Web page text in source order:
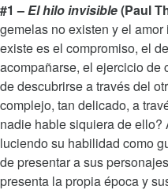
#1 –El hilo invisible(Paul
gemelas no existen y el
existe es el compromiso, el
acompañarse, el ejercicio de
de descubrirse a través del
complejo, tan delicado, a
nadie hable siquiera de
luciendo su habilidad como
de presentar a sus
presenta la propia época y